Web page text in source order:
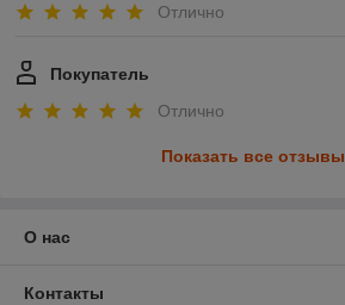
Отлично
Покупатель
Отлично
Показать все отзывы
О нас
Контакты